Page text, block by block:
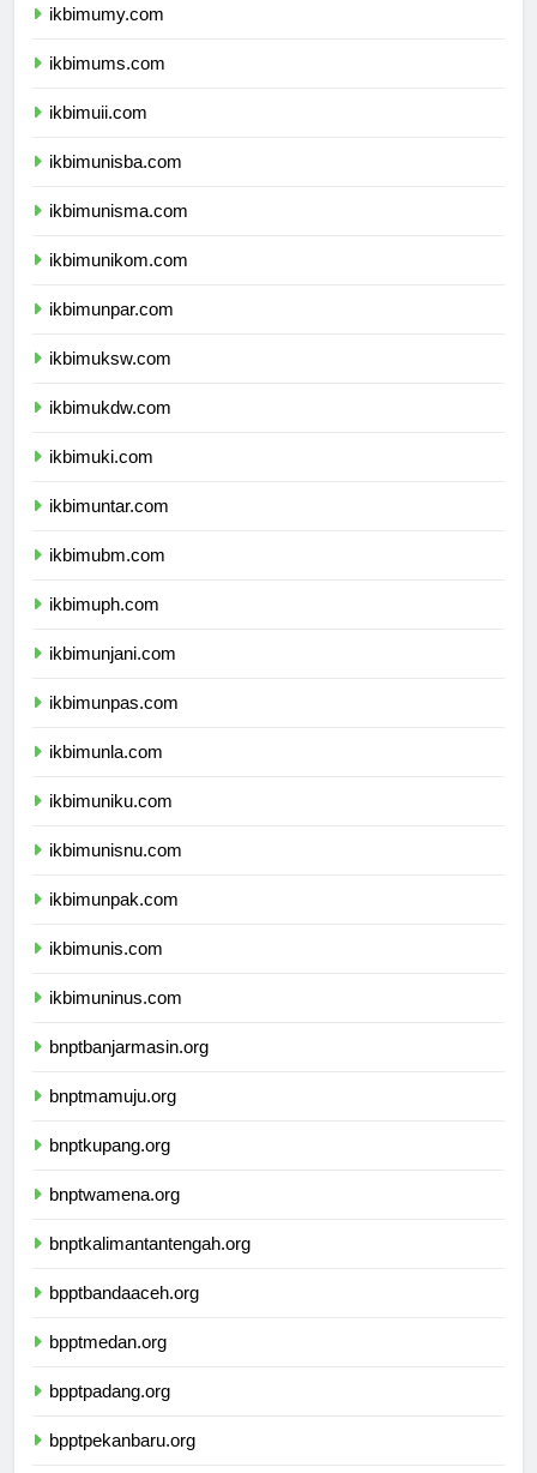
ikbimumy.com
ikbimums.com
ikbimuii.com
ikbimunisba.com
ikbimunisma.com
ikbimunikom.com
ikbimunpar.com
ikbimuksw.com
ikbimukdw.com
ikbimuki.com
ikbimuntar.com
ikbimubm.com
ikbimuph.com
ikbimunjani.com
ikbimunpas.com
ikbimunla.com
ikbimuniku.com
ikbimunisnu.com
ikbimunpak.com
ikbimunis.com
ikbimuninus.com
bnptbanjarmasin.org
bnptmamuju.org
bnptkupang.org
bnptwamena.org
bnptkalimantantengah.org
bpptbandaaceh.org
bpptmedan.org
bpptpadang.org
bpptpekanbaru.org